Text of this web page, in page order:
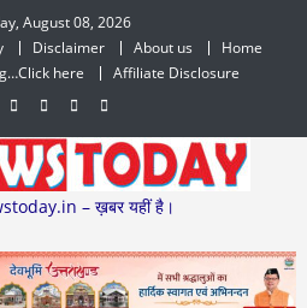
August 08, 2026
Disclaimer About us
Home
here
Affiliate Disclosure
– ख़बर यहीं है।